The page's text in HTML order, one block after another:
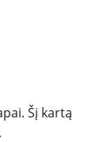
Šį kartą